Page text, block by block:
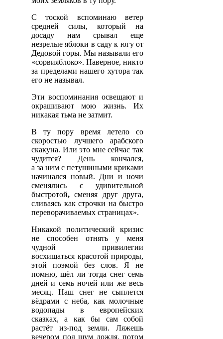
С тоской вспоминаю ветер
средней силы, который на
досаду нам срывал еще
незрелые яблоки в саду к югу от
Дедовой горы. Мы называли его
«сорвияблоко». Наверное, никто
за пределами нашего хутора так
его не называл.
Эти воспоминания освещают и
окрашивают мою жизнь. Их
никакая тьма не затмит.
В ту пору время летело со
скоростью лучшего арабского
скакуна. Или это мне сейчас так
чудится? День кончался,
а за ним с петушиными криками
начинался новый. Дни и ночи
сменялись с удивительной
быстротой, сменяя друг друга,
сливаясь как строчки на быстро
переворачиваемых страницах».
Никакой политический кризис
не способен отнять у меня
чудной привилегии
восхищаться красотой природы,
этой поэмой без слов. Я не
помню, шёл ли тогда снег семь
дней и семь ночей или же весь
месяц. Наш снег не сыплется
вёдрами с неба, как молочные
водопады в европейских
сказках, а как бы сам собой
растёт из-под земли. Ляжешь
вечером под шум дождя, потом